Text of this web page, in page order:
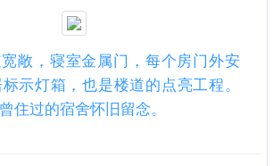
敞，寝室金属门，每个房门外安
示灯箱，也是楼道的点亮工程。
住过的宿舍怀旧留念。